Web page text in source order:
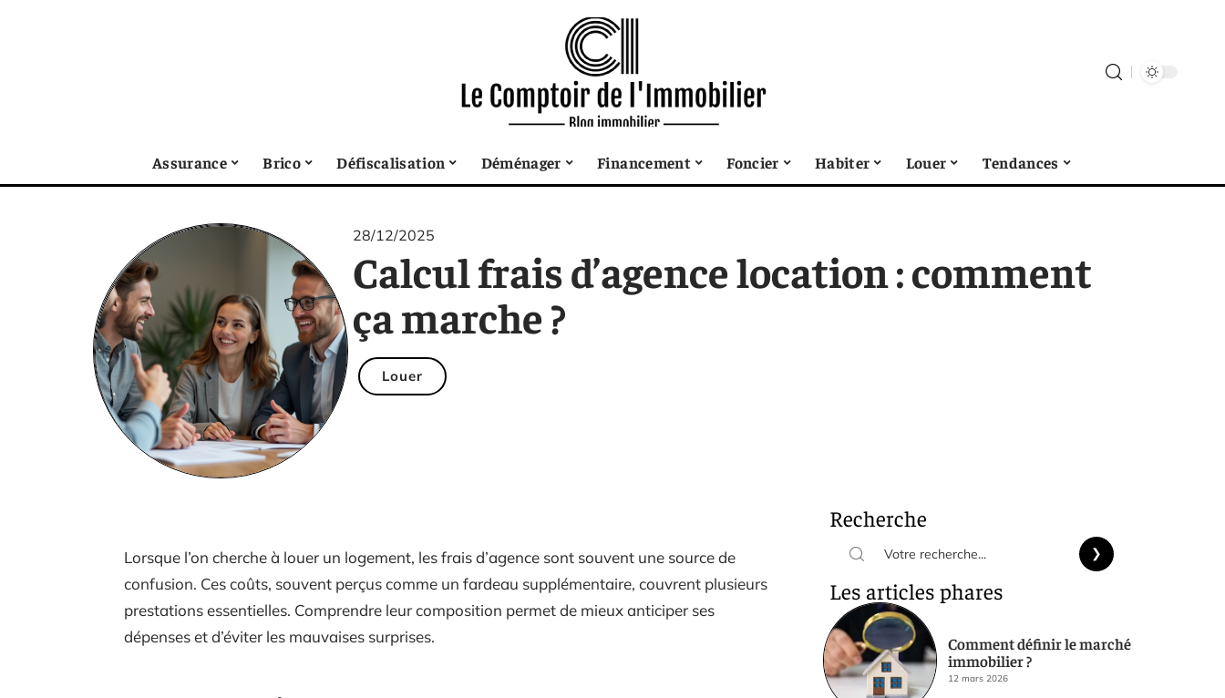
Assurance Brico Défiscalisation Déménager Financement Foncier Habiter Louer Tendances
28/12/2025
Calcul frais d’agence location : comment
ça marche ?
Louer
Lorsque l’on cherche à louer un logement, les frais d’agence sont souvent une source de
confusion. Ces coûts, souvent perçus comme un fardeau supplémentaire, couvrent plusieurs
prestations essentielles. Comprendre leur composition permet de mieux anticiper ses
dépenses et d’éviter les mauvaises surprises.
Recherche
Les articles phares
Comment définir le marché
immobilier ?
12 mars 2026